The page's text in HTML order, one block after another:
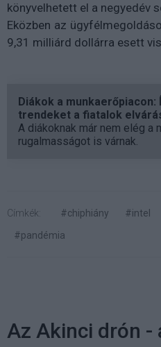
könyvelhetett el a negyedév
Eközben az
9,31 milliárd dollárra esett
Diákok a
trendeket a fiatalok
A diákoknak már nem elég a
rugalmasságot is várnak.
Címkék: #chiphiány #intel
#pandémia
Az Akinci drón -